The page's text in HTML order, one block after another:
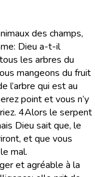
des champs,
Dieu a-t-il
les arbres du
mangeons du fruit
l’arbre qui est au
point et vous n’y
4Alors le serpent
Dieu sait que, le
et que vous
mal.
et agréable à la